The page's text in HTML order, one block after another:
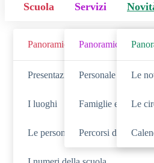
Scuola
Panoramica
Presentazione
I luoghi
Le persone
Servizi
Panoramica
Personale scolastico
Famiglie e studenti
Percorsi di studio
Le
Le
Cerca